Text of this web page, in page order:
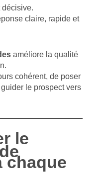
décisive.
claire, rapide et
améliore la qualité
cohérent, de poser
le prospect vers
le
chaque